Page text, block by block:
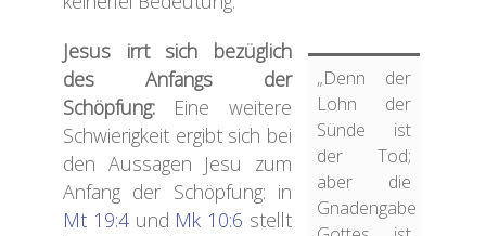
„Denn der
Lohn der
Sünde ist
der Tod;
aber die
Gnadengabe
Jesus irrt sich bezüglich
des Anfangs der
Schöpfung: Eine weitere
Schwierigkeit ergibt sich bei
den Aussagen Jesu zum
Anfang der Schöpfung: in
Mt 19:4und Mk 10:6 stellt